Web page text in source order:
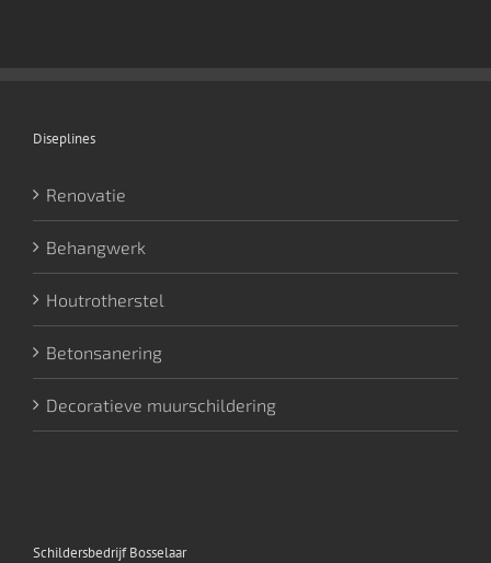
Diseplines
Renovatie
Behangwerk
Houtrotherstel
Betonsanering
Decoratieve muurschildering
Schildersbedrijf Bosselaar